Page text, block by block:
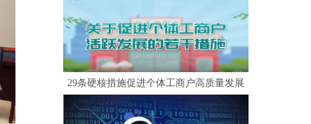
29条硬核措施促进个体工商户高质量发展